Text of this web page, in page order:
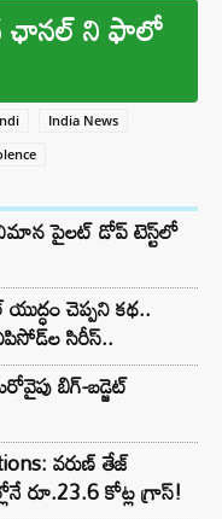
ని ఫాలో
India News
పైలట్ డోప్ టెస్ట్‌లో
చెప్పని కథ..
సిరీస్..
బిగ్-బడ్జెట్
వరుణ్ తేజ్
రూ.23.6 కోట్ల గ్రాస్!